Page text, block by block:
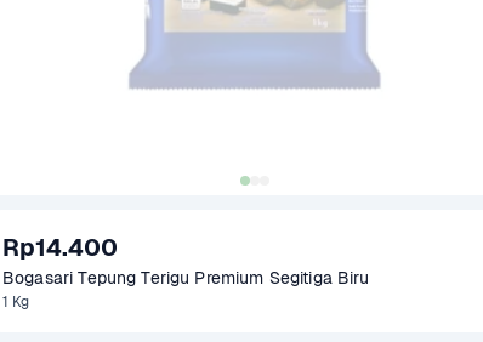
Rp14.400
Bogasari Tepung Terigu Premium Segitiga Biru
1 Kg